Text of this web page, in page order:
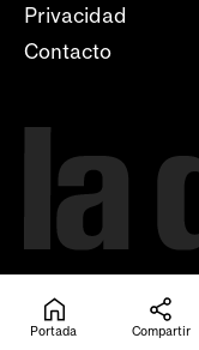
Privacidad
Contacto
Portada Compartir